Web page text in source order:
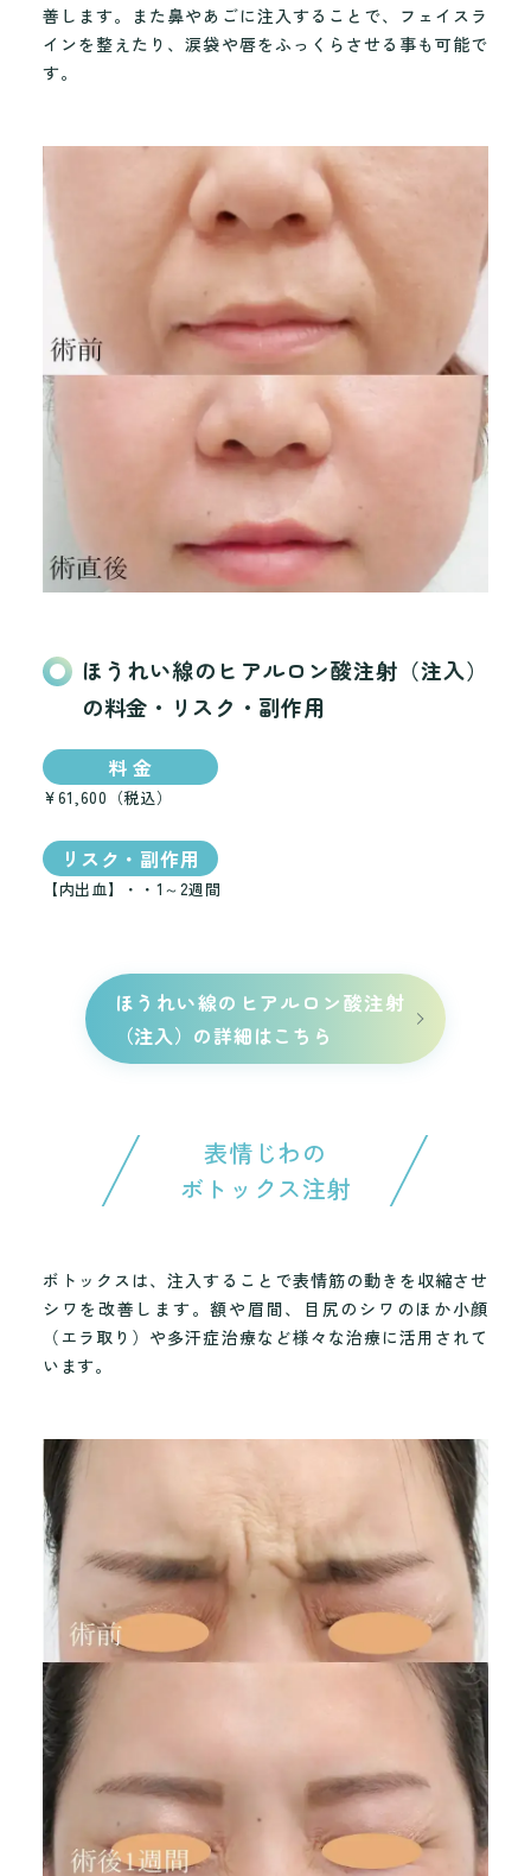
善します。また鼻やあごに注入することで、フェイスラ
インを整えたり、涙袋や唇をふっくらさせる事も可能で
す。
ほうれい線のヒアルロン酸注射（注入）
の料金・リスク・副作用
料 金
¥61,600（税込）
リスク・副作用
【内出血】・・1～2週間
ほうれい線のヒアルロン酸注射
（注入）の詳細はこちら
表情じわの
ボトックス注射
ボトックスは、注入することで表情筋の動きを収縮させ
シワを改善します。額や眉間、目尻のシワのほか小顔
（エラ取り）や多汗症治療など様々な治療に活用されて
います。